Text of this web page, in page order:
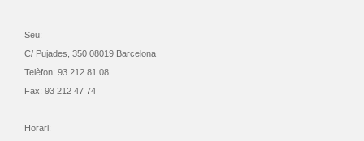
Seu:
C/ Pujades, 350 08019 Barcelona
Telèfon: 93 212 81 08
Fax: 93 212 47 74
Horari: